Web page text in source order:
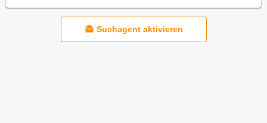
Suchagent aktivieren